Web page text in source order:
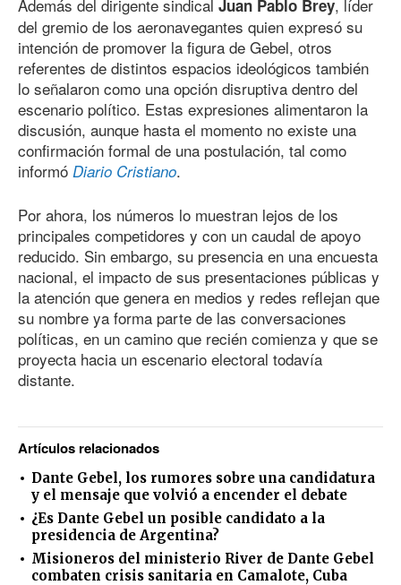
Además del dirigente sindical Juan Pablo Brey, líder
del gremio de los aeronavegantes quien expresó su
intención de promover la figura de Gebel, otros
referentes de distintos espacios ideológicos también
lo señalaron como una opción disruptiva dentro del
escenario político. Estas expresiones alimentaron la
discusión, aunque hasta el momento no existe una
confirmación formal de una postulación, tal como
informó Diario Cristiano.
Por ahora, los números lo muestran lejos de los
principales competidores y con un caudal de apoyo
reducido. Sin embargo, su presencia en una encuesta
nacional, el impacto de sus presentaciones públicas y
la atención que genera en medios y redes reflejan que
su nombre ya forma parte de las conversaciones
políticas, en un camino que recién comienza y que se
proyecta hacia un escenario electoral todavía
distante.
Artículos relacionados
Dante Gebel, los rumores sobre una candidatura
y el mensaje que volvió a encender el debate
¿Es Dante Gebel un posible candidato a la
presidencia de Argentina?
Misioneros del ministerio River de Dante Gebel
combaten crisis sanitaria en Camalote, Cuba